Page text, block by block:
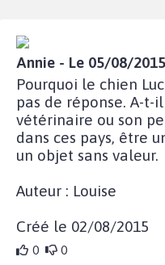
Annie - Le 05/08/
Pourquoi le chien
pas de réponse. A-
vétérinaire ou son
dans ces pays, être
un objet sans valeur.
Auteur : Louise
Créé le 02/08/2015
0 0